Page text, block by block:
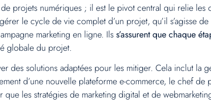
projets numériques ; il est le pivot central qui relie les
le cycle de vie complet d’un projet, qu’il s’agisse
marketing en ligne. Ilss’assurent que chaque
globale du projet.
des solutions adaptées pour les mitiger. Cela inclut la
d’une nouvelle plateforme e-commerce, le chef
les stratégies de marketing digital et de